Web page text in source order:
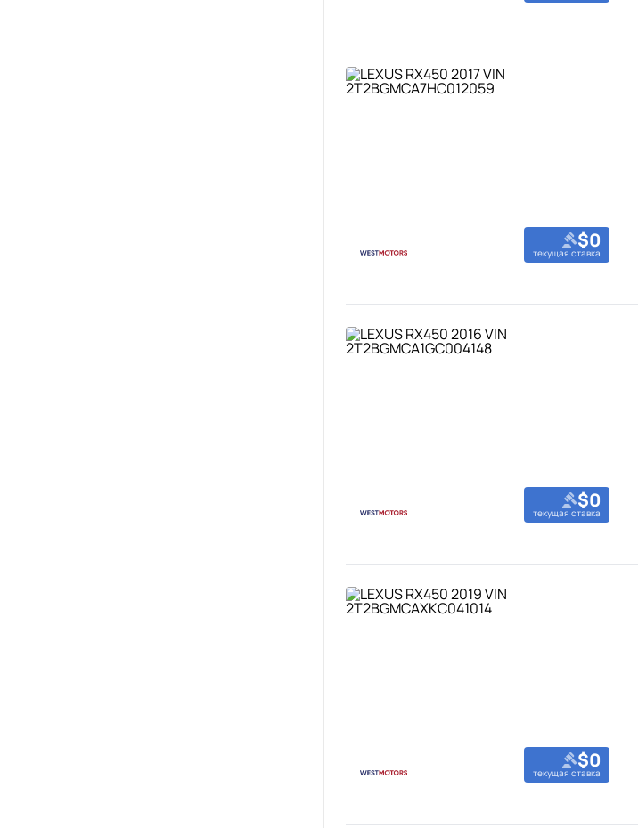
$0
текущая ставка
$0
текущая ставка
$0
текущая ставка